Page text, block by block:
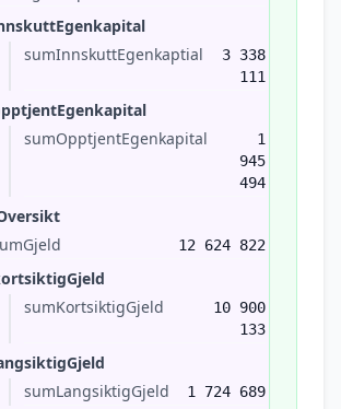
sumInnskuttEgenkaptial
3 338
111
sumOpptjentEgenkapital
1
945
494
12 624 822
sumKortsiktigGjeld
10 900
133
sumLangsiktigGjeld
1 724 689